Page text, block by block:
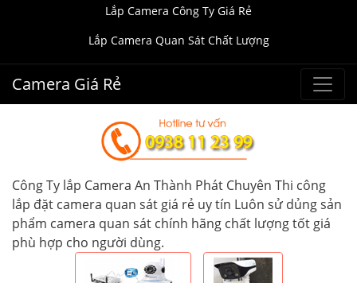
Lắp Camera Công Ty Giá Rẻ
Lắp Camera Quan Sát Chất Lượng
Camera Giá Rẻ
Công Ty lắp Camera An Thành Phát Chuyên Thi công
lắp đặt camera quan sát giá rẻ uy tín Luôn sử dủng sản
phẩm camera quan sát chính hãng chất lượng tốt giá
phù hợp cho người dùng.